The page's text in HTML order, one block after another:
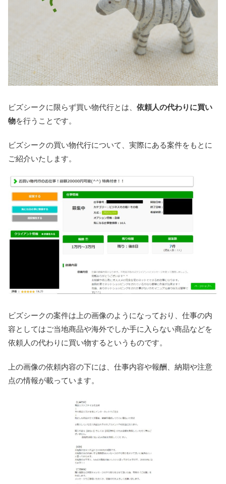
ビズシークに限らず買い物代行とは、 依頼人の代わりに買い
物を行うことです。
ビズシークの買い物代行について、実際にある案件をもとに
ご紹介いたします。
ビズシークの案件は上の画像のようになっており、仕事の内
容としてはご当地商品や海外でしか手に入らない商品などを
依頼人の代わりに買い物するというものです。
上の画像の依頼内容の下には、仕事内容や報酬、納期や注意
点の情報が載っています。